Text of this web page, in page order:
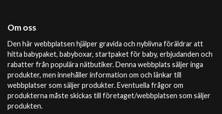
Om oss
Den här webbplatsen hjälper gravida och nyblivna föräldrar att
hitta babypaket, babyboxar, startpaket för baby, erbjudanden och
rabatter från populära nätbutiker. Denna webbplats säljer inga
produkter, men innehåller information om och länkar till
webbplatser som säljer produkter. Eventuella frågor om
produkterna måste skickas till företaget/webbplatsen som säljer
produkten.